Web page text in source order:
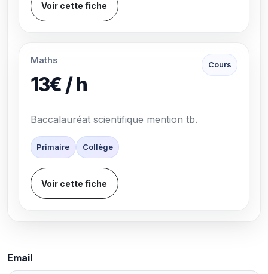
Voir cette fiche
Maths
13€ / h
Cours
Baccalauréat scientifique mention tb.
Primaire Collège
Voir cette fiche
Email